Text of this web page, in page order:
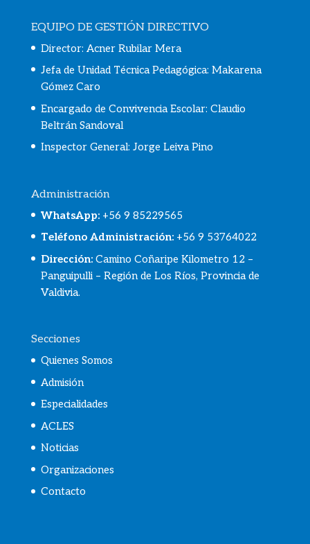
EQUIPO DE GESTIÓN DIRECTIVO
Director: Acner Rubilar Mera
Jefa de Unidad Técnica Pedagógica: Makarena
Gómez Caro
Encargado de Convivencia Escolar: Claudio
Beltrán Sandoval
Inspector General: Jorge Leiva Pino
Administración
WhatsApp: +56 9 85229565
Teléfono Administración: +56 9 53764022
Dirección:Camino Coñaripe Kilometro 12 –
Panguipulli – Región de Los Ríos, Provincia de
Valdivia.
Secciones
Quienes Somos
Admisión
Especialidades
ACLES
Noticias
Organizaciones
Contacto